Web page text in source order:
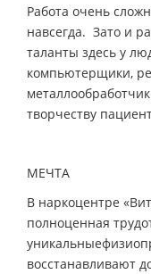
Работа очень
навсегда. Зато и
таланты здесь у
компьютерщики,
творчеству
МЕЧТА
В наркоцентре
полноценная
восстанавливают